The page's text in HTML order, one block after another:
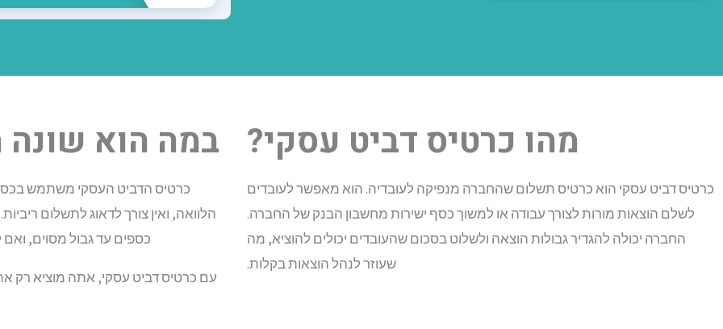
מהו כרטיס דביט עסקי?
כרטיס דביט עסקי הוא כרטיס תשלום שהחברה מנפיקה לעובדיה. הוא מאפשר לעובדים
לשלם הוצאות מורות לצורך עבודה או למשוך כסף ישירות מחשבון הבנק של החברה.
החברה יכולה להגדיר גבולות הוצאה ולשלוט בסכום שהעובדים יכולים להוציא, מה
שעוזר לנהל הוצאות בקלות.
במה הוא
כרטיס הדביט העסקי משתמש
הלוואה, ואין צורך לדאוג לתשלום
כספים עד גבול מסוים, ואם
עם כרטיס דביט עסקי, אתה מוציא רק